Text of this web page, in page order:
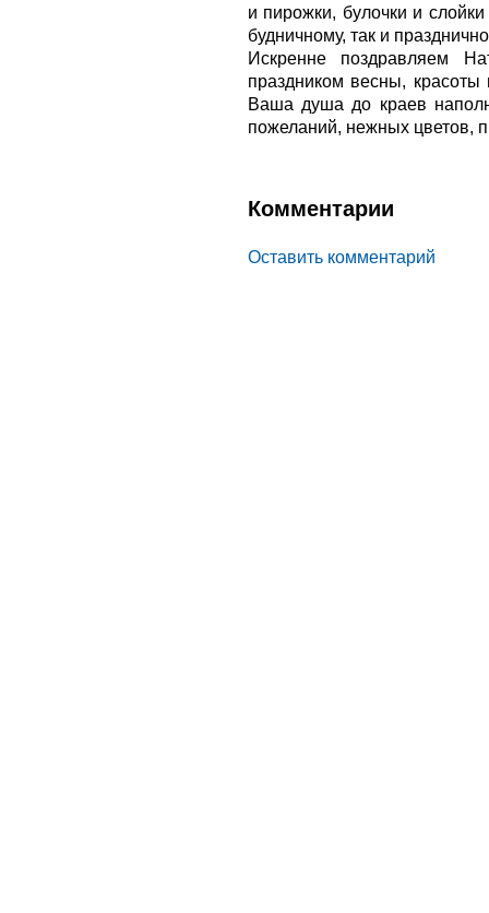
и пирожки, булочки и
будничному, так и
Искренне поздравляем
праздником весны,
Ваша душа до краев
пожеланий, нежных цветов,
Комментарии
Оставить комментарий